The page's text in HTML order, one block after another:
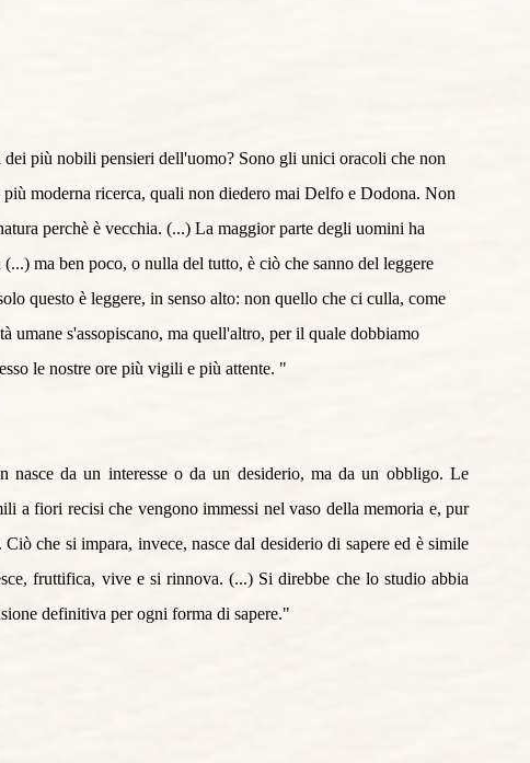
più nobili pensieri dell'uomo? Sono gli unici oracoli che non
moderna ricerca, quali non diedero mai Delfo e Dodona. Non
perchè è vecchia. (...) La maggior parte degli uomini ha
ma ben poco, o nulla del tutto, è ciò che sanno del leggere
questo è leggere, in senso alto: non quello che ci culla, come
umane s'assopiscano, ma quell'altro, per il quale dobbiamo
le nostre ore più vigili e più attente. "
nasce da un interesse o da un desiderio, ma da un obbligo. Le
a fiori recisi che vengono immessi nel vaso della memoria e, pur
che si impara, invece, nasce dal desiderio di sapere ed è simile
fruttifica, vive e si rinnova. (...) Si direbbe che lo studio abbia
definitiva per ogni forma di sapere."